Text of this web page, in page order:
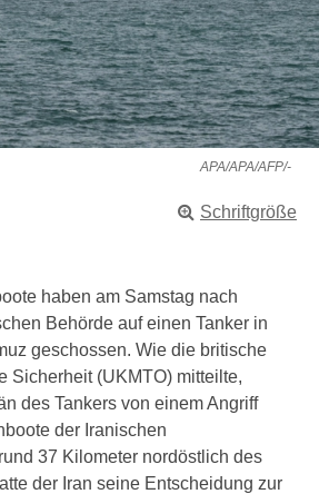
APA/APA/AFP/-
Schriftgröße
haben am Samstag nach
Behörde auf einen Tanker in
geschossen. Wie die britische
Sicherheit (UKMTO) mitteilte,
des Tankers von einem Angriff
der Iranischen
37 Kilometer nordöstlich des
der Iran seine Entscheidung zur